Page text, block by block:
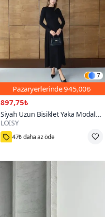
7
Pazaryerlerinde945,00₺
897,75₺
Siyah Uzun Bisiklet Yaka Modal
Kumaş Tasarım Elbise
LOISY1000+
47₺ daha az öde